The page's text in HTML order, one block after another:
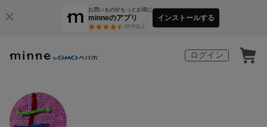
お買いものがもっとお得に
minneのアプリ
3万件以上
インストールする
ログイン